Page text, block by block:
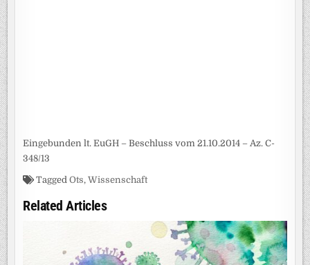
Eingebunden lt. EuGH – Beschluss vom 21.10.2014 – Az. C-
348/13
TaggedOts,Wissenschaft
Related Articles